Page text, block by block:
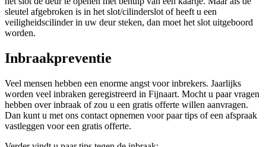
sleutel afgebroken is in het slot/cilinderslot of heeft u een
veiligheidscilinder in uw deur steken, dan moet het slot uitgeboord
worden.
Inbraakpreventie
Veel mensen hebben een enorme angst voor inbrekers. Jaarlijks
worden veel inbraken geregistreerd in Fijnaart. Mocht u paar vragen
hebben over inbraak of zou u een gratis offerte willen aanvragen.
Dan kunt u met ons contact opnemen voor paar tips of een afspraak
vastleggen voor een gratis offerte.